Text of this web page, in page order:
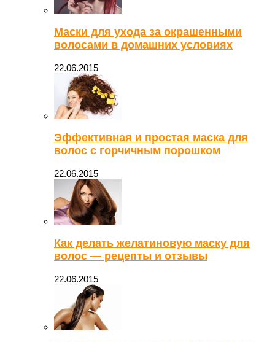
Маски для ухода за окрашенными
волосами в домашних условиях
22.06.2015
Эффективная и простая маска для
волос с горчичным порошком
22.06.2015
Как делать желатиновую маску для
волос — рецепты и отзывы
22.06.2015